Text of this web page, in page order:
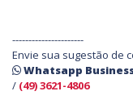
----------------------
Envie sua sugestão de
Whatsapp Business
/ (49) 3621-4806